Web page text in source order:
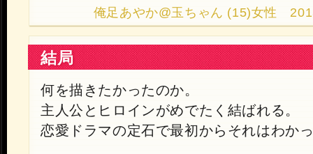
俺足あやか@玉ちゃん (15)女性
結局
何を描きたかったのか。
主人公とヒロインがめでたく結ばれる。
恋愛ドラマの定石で最初からそれはわか